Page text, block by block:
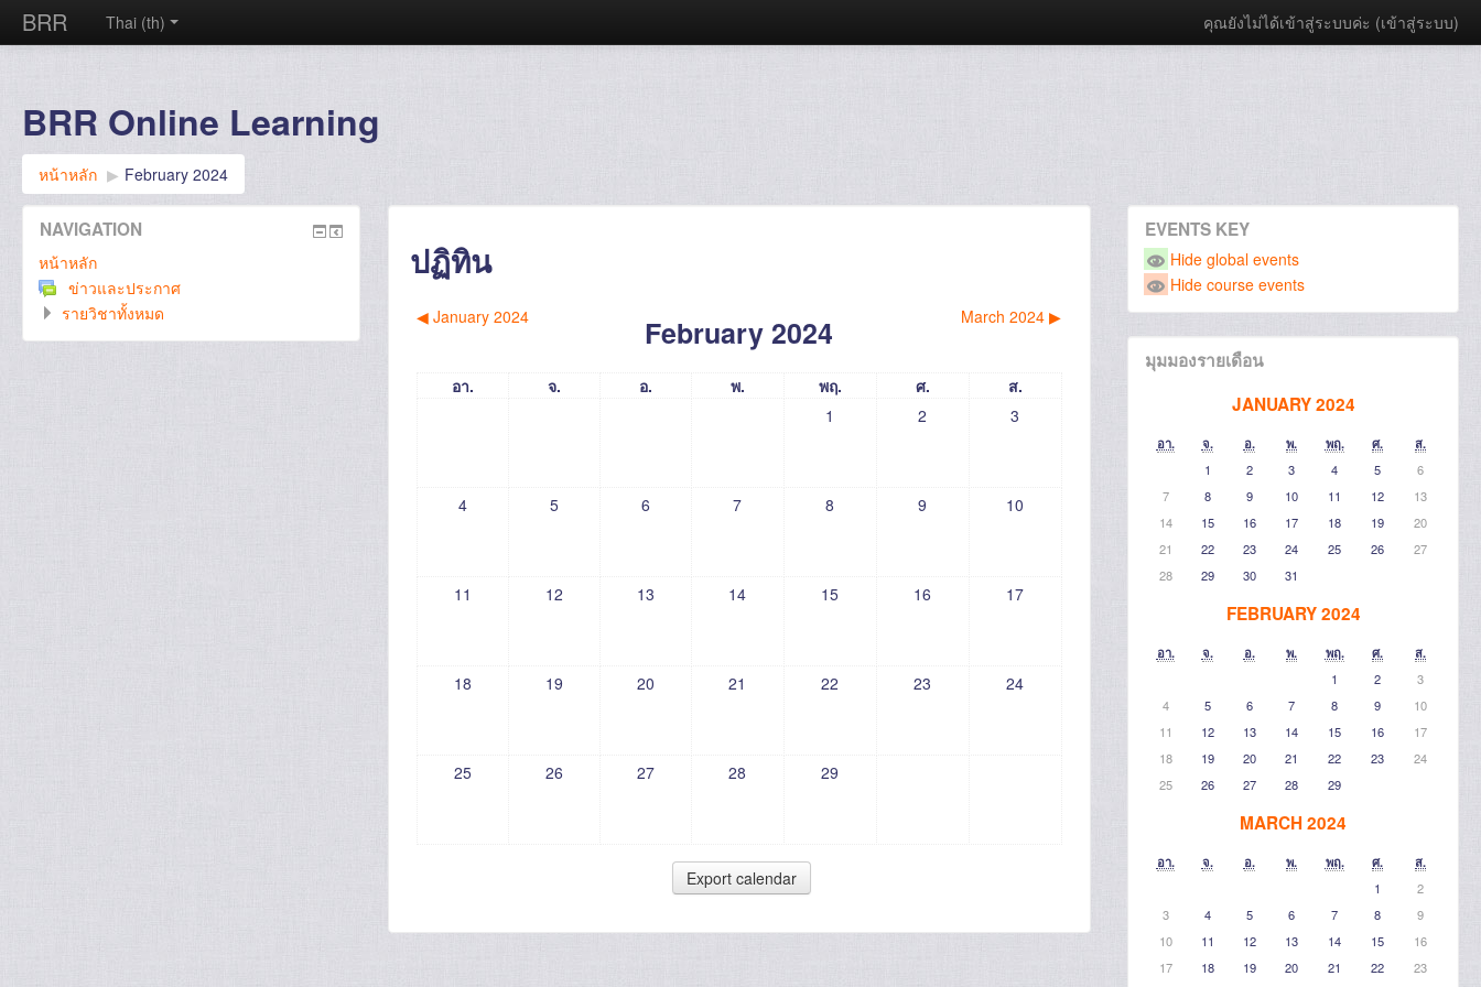
BRR คุณยังไม่ได้เข้าสู่ระบบค่ะ (เข้าสู่ระบบ)
Thai ‎(th)‎
BRR Online Learning
หน้าหลัก ▶︎ February 2024
ปฏิทิน
◀︎ January 2024 February 2024 March 2024 ▶︎
อา. จ. อ. พ. พฤ. ศ.
ส.
1
2 3
4 5 6 7 8 9 10
11 12 13 14 15 16 17
18 19 20 21 22 23 24
25 26 27 28 29
NAVIGATION
หน้าหลัก
ข่าวและประกาศ
รายวิชาทั้งหมด
EVENTS KEY
Hide global events
Hide course events
มุมมองรายเดือน
JANUARY 2024
อา. จ. อ. พ. พฤ. ศ.
ส.
1
2 3 4 5
6
7
8 9 10 11 12
13
14
15 16 17 18 19
20
21
22 23 24 25 26
27
28
29 30 31
FEBRUARY 2024
อา. จ. อ. พ. พฤ. ศ.
ส.
1
2
3
4
5 6 7 8 9
10
11
12 13 14 15 16
17
18
19 20 21 22 23
24
25
26 27 28 29
MARCH 2024
อา. จ. อ. พ. พฤ. ศ.
ส.
1
2
3
4 5 6 7 8
9
10
11 12 13 14 15
16
17
18 19 20 21 22
23